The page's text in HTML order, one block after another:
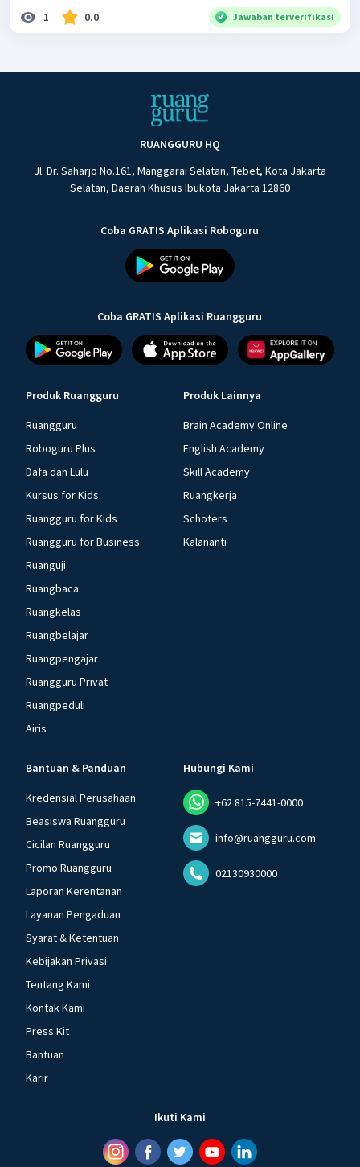
1 0.0 Jawaban terverifikasi
RUANGGURU HQ
Jl. Dr. Saharjo No.161, Manggarai Selatan, Tebet, Kota Jakarta
Selatan, Daerah Khusus Ibukota Jakarta 12860
Coba GRATIS Aplikasi Roboguru
Coba GRATIS Aplikasi Ruangguru
Produk Ruangguru
Ruangguru
Roboguru Plus
Dafa dan Lulu
Kursus for Kids
Ruangguru for Kids
Ruangguru for Business
Ruanguji
Ruangbaca
Ruangkelas
Ruangbelajar
Ruangpengajar
Ruangguru Privat
Ruangpeduli
Airis
Produk Lainnya
Brain Academy Online
English Academy
Skill Academy
Ruangkerja
Schoters
Kalananti
Bantuan & Panduan
Kredensial Perusahaan
Beasiswa Ruangguru
Cicilan Ruangguru
Promo Ruangguru
Laporan Kerentanan
Layanan Pengaduan
Syarat & Ketentuan
Kebijakan Privasi
Tentang Kami
Kontak Kami
Press Kit
Bantuan
Karir
Hubungi Kami
+62 815-7441-0000
info@ruangguru.com
02130930000
Ikuti Kami